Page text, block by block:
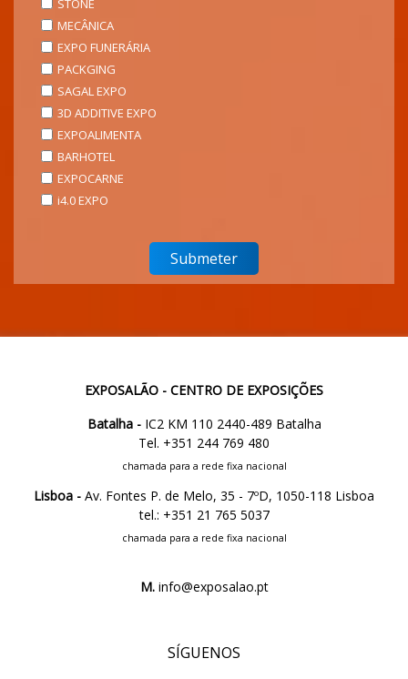
STONE
MECÂNICA
EXPO FUNERÁRIA
PACKGING
SAGAL EXPO
3D ADDITIVE EXPO
EXPOALIMENTA
BARHOTEL
EXPOCARNE
i4.0 EXPO
EXPOSALÃO - CENTRO DE EXPOSIÇÕES
Batalha -IC2 KM 110 2440-489 Batalha
Tel. +351 244 769 480
chamada para a rede fixa nacional
Lisboa - Av. Fontes P. de Melo, 35 - 7ºD, 1050-118 Lisboa
tel.: +351 21 765 5037
chamada para a rede fixa nacional
M.info@exposalao.pt
SÍGUENOS